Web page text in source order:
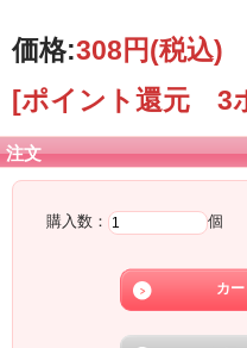
価格:308円(税込)
[ポイント還元 3
注文
購入数： 個